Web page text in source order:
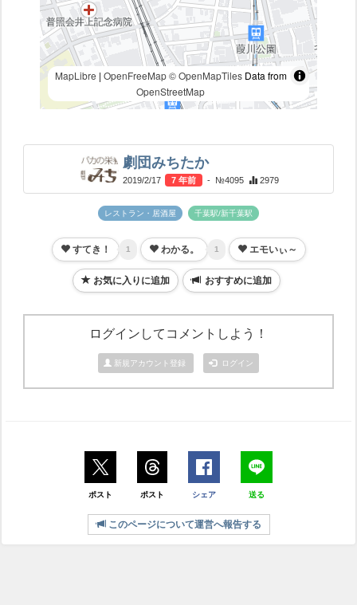
MapLibre | OpenFreeMap © OpenMapTilesData from
OpenStreetMap
劇団みちたか
2019/2/17 7 年前 - №4095 2979
レストラン・居酒屋 千葉駅/新千葉駅
すてき！ 1 わかる。 1 エモいぃ～
お気に入りに追加 おすすめに追加
ログインしてコメントしよう！
新規アカウント登録 ログイン
ポスト ポスト シェア 送る
このページについて運営へ報告する